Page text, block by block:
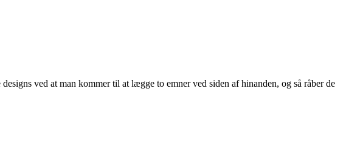
ved at man kommer til at lægge to emner ved siden af hinanden, og så råber de